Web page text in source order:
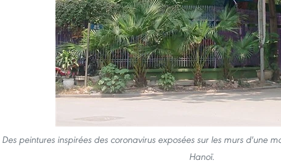
Des peintures inspirées des coronavirus exposées sur les murs d'une
Hanoï.